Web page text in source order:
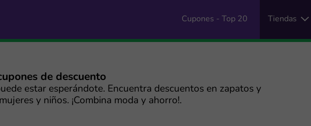
Cupones - Top 20 Tiendas
de descuento
estar esperándote. Encuentra descuentos en zapatos y
y niños. ¡Combina moda y ahorro!.